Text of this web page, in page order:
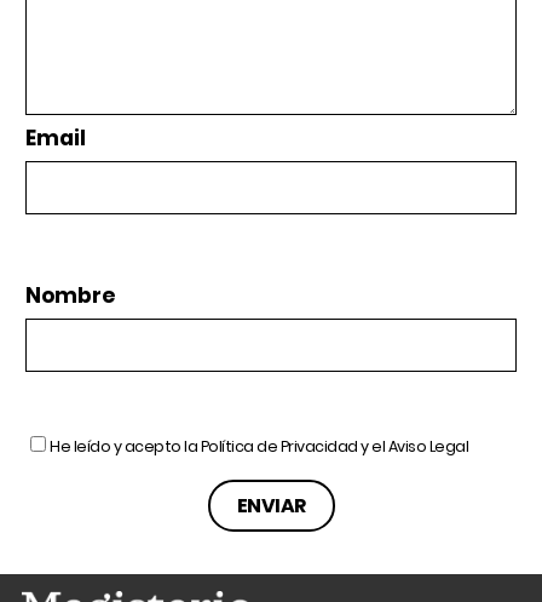
Email
Nombre
He leído y acepto laPolítica de Privacidady elAviso Legal